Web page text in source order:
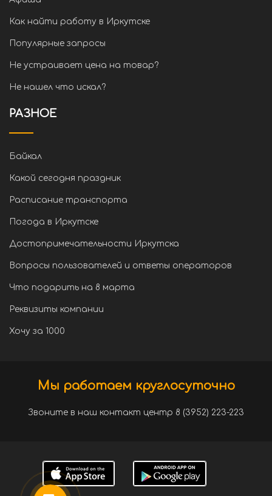
Как найти работу в Иркутске
Популярные запросы
Не устраивает цена на товар?
Не нашел что искал?
РАЗНОЕ
Байкал
Какой сегодня праздник
Расписание транспорта
Погода в Иркутске
Достопримечательности Иркутска
Вопросы пользователей и ответы операторов
Что подарить на 8 марта
Реквизиты компании
Хочу за 1000
Мы работаем круглосуточно
Звоните в наш контакт центр 8 (3952) 223-223